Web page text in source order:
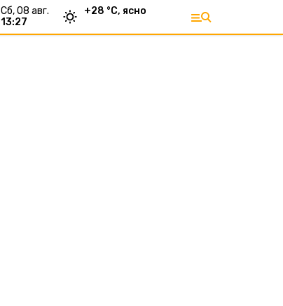
сб, 08 авг.
13:27
+28 °С, ясно